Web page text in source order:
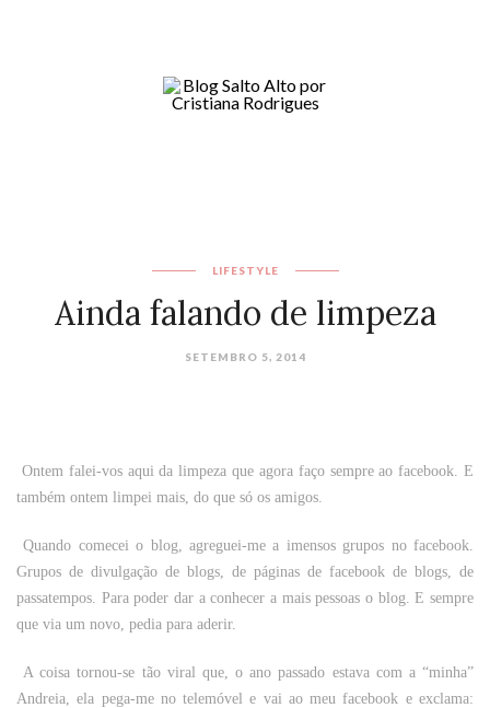
LIFESTYLE
Ainda falando de limpeza
SETEMBRO 5, 2014
Ontem falei-vos aqui da limpeza que agora faço sempre ao facebook. E
também ontem limpei mais, do que só os amigos.
Quando comecei o blog, agreguei-me a imensos grupos no facebook.
Grupos de divulgação de blogs, de páginas de facebook de blogs, de
passatempos. Para poder dar a conhecer a mais pessoas o blog. E sempre
que via um novo, pedia para aderir.
A coisa tornou-se tão viral que, o ano passado estava com a “minha”
Andreia, ela pega-me no telemóvel e vai ao meu facebook e exclama: